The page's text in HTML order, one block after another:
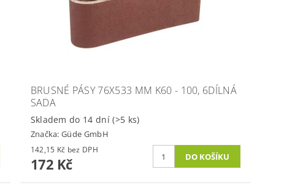
BRUSNÉ PÁSY 76X533 MM K60 - 100, 6DÍLNÁ
SADA
Skladem do 14 dní(>5 ks)
Značka:Güde GmbH
142,15 Kč bez DPH
172 Kč